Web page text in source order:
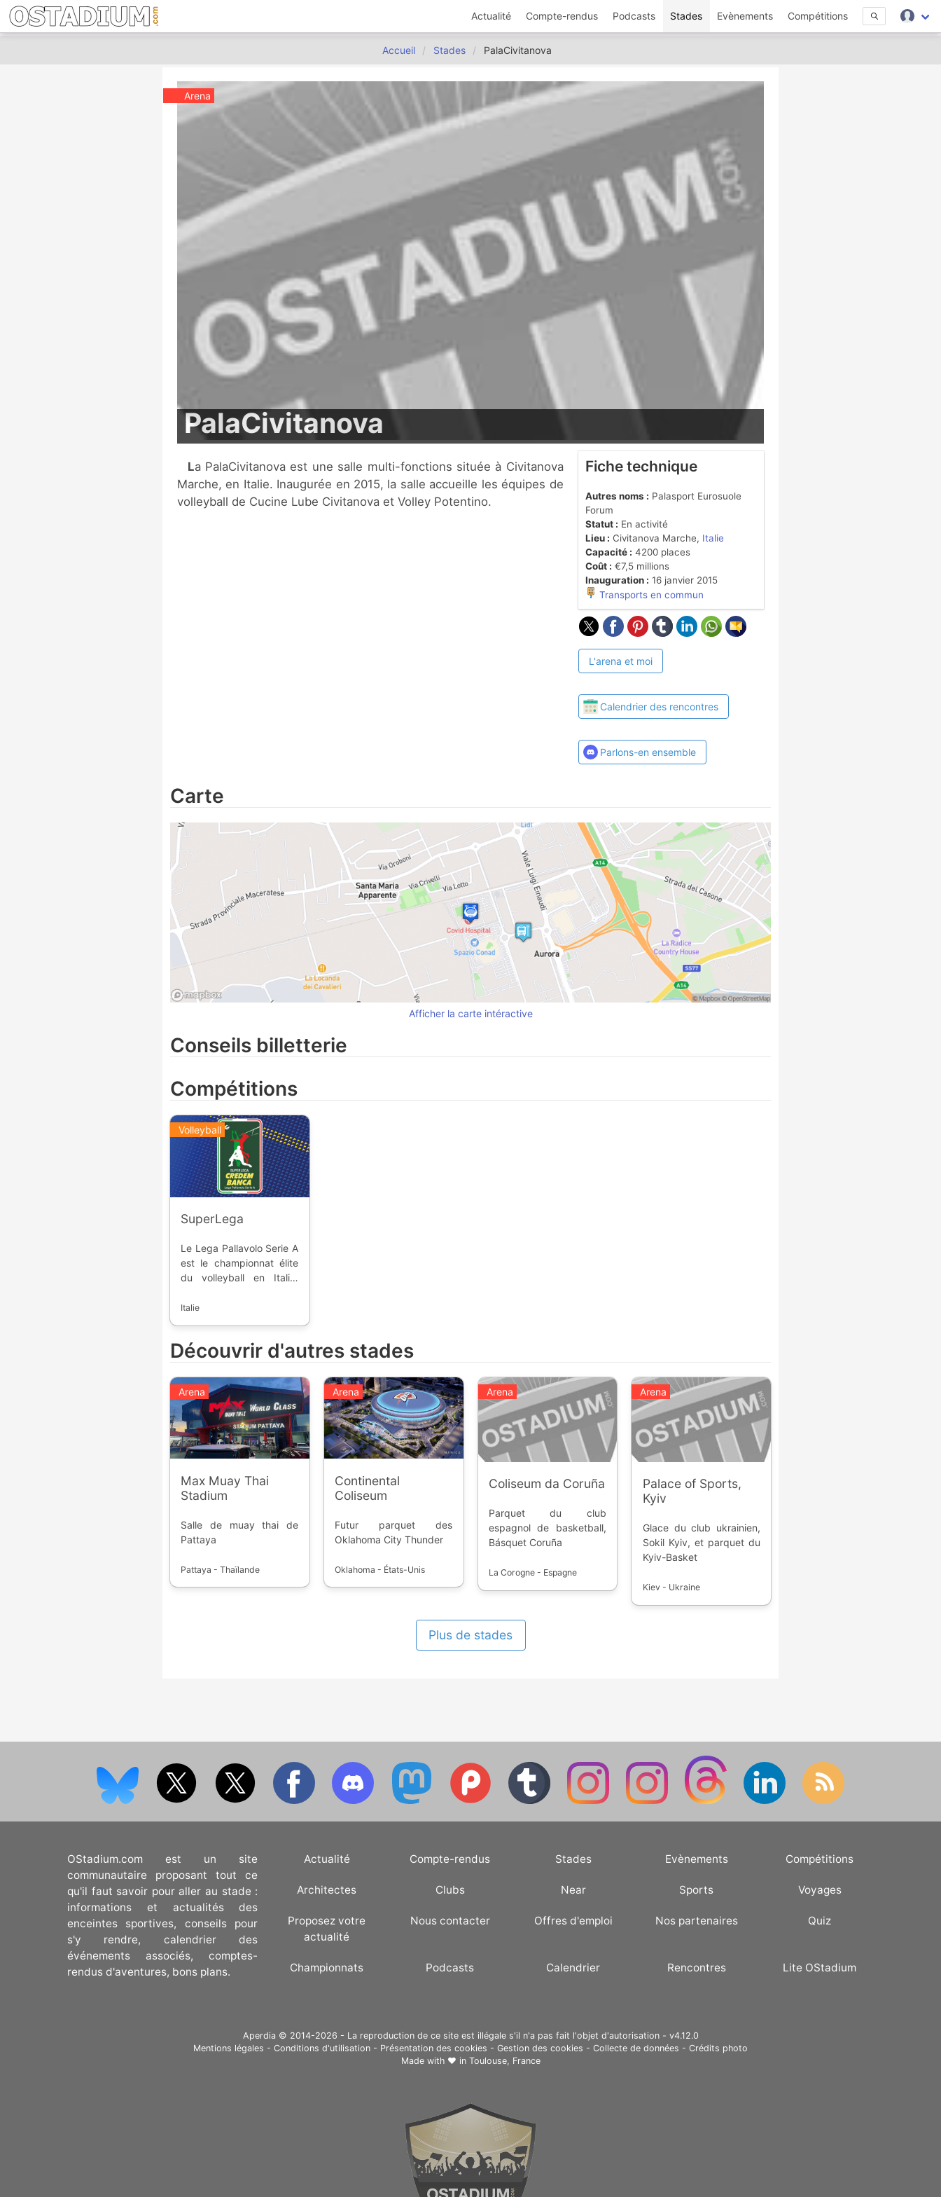
Actualité Compte-rendus Podcasts Stades Evènements Compétitions
Accueil Stades PalaCivitanova
Arena
PalaCivitanova
La PalaCivitanova est une salle multi-fonctions située à Civitanova
Marche, en Italie. Inaugurée en 2015, la salle accueille les équipes de
volleyball de Cucine Lube Civitanova et Volley Potentino.
Fiche technique
Autres noms : Palasport Eurosuole
Forum
Statut : En activité
Lieu : Civitanova Marche, Italie
Capacité : 4200 places
Coût : €7,5 millions
Inauguration : 16 janvier 2015
Transports en commun
L'arena et moi
Calendrier des rencontres
Parlons-en ensemble
Carte
Afficher la carte intéractive
Conseils billetterie
Compétitions
Volleyball
SuperLega
Le Lega Pallavolo Serie A
est le championnat élite
du volleyball en Italie.
compétition accueille
compétitions
européennes.
Italie
Découvrir d'autres stades
Arena
Max Muay Thai
Stadium
Salle de muay thai de
Pattaya
Pattaya - Thaïlande
Arena
Continental
Coliseum
Futur parquet des
Oklahoma City Thunder
Oklahoma - États-Unis
Arena
Coliseum da Coruña
Parquet du club
espagnol de basketball,
Básquet Coruña
La Corogne - Espagne
Arena
Palace of Sports,
Kyiv
Glace du club ukrainien,
Sokil Kyiv, et parquet du
Kyiv-Basket
Kiev - Ukraine
Plus de stades
OStadium.com est un site
communautaire proposant tout ce
qu'il faut savoir pour aller au stade :
informations et actualités des
enceintes sportives, conseils pour
s'y rendre, calendrier des
événements associés, comptes-
rendus d'aventures, bons plans.
Actualité Compte-rendus Stades Evènements Compétitions
Architectes Clubs Near Sports Voyages
Proposez votre
actualité
Nous contacter Offres d'emploi Nos partenaires Quiz
Championnats Podcasts Calendrier Rencontres Lite OStadium
Aperdia © 2014-2026 - La reproduction de ce site est illégale s'il n'a pas fait l'objet d'autorisation - v4.12.0
Mentions légales - Conditions d'utilisation - Présentation des cookies - Gestion des cookies - Collecte de données - Crédits photo
Made with ❤ in Toulouse, France